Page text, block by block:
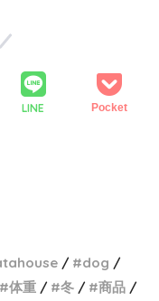
LINE Pocket
dog
体重 冬
商品